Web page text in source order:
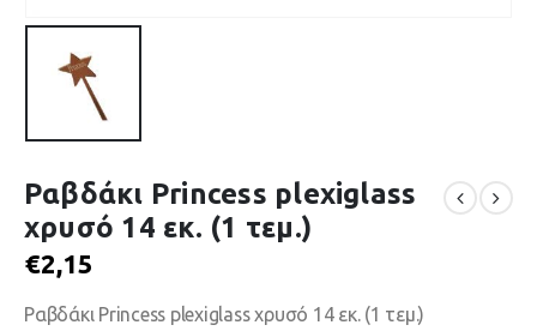
Ραβδάκι Princess plexiglass
χρυσό 14 εκ. (1 τεμ.)
€2,15
Ραβδάκι Princess plexiglass χρυσό 14 εκ. (1 τεμ.)